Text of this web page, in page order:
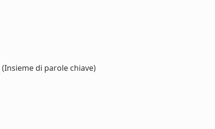
(Insieme di parole chiave)